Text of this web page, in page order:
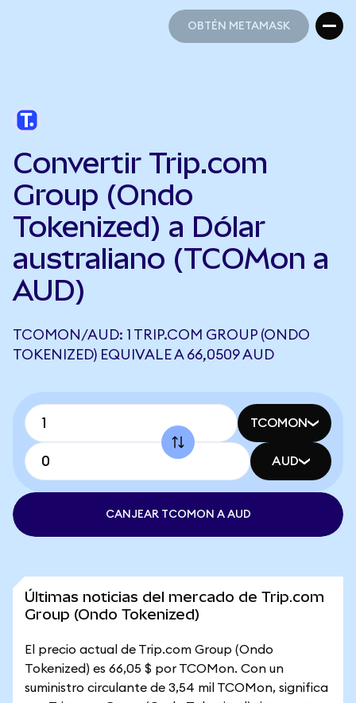
OBTÉN METAMASK
Convertir Trip.com
Group (Ondo
Tokenized) a Dólar
australiano (TCOMon a
AUD)
TCOMON/AUD: 1 TRIP.COM GROUP (ONDO
TOKENIZED) EQUIVALE A 66,0509 AUD
TCOMON
AUD
CANJEAR TCOMON A AUD
Últimas noticias del mercado de Trip.com
Group (Ondo Tokenized)
El precio actual de Trip.com Group (Ondo
Tokenized) es 66,05 $ por TCOMon. Con un
suministro circulante de 3,54 mil TCOMon, significa